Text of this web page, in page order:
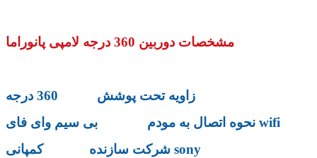
مشخصات دوربین 360 درجه لامپی پانوراما
زاویه تحت پوشش 360 درجه
نحوه اتصال به مودم بی سیم وای فای wifi
شرکت سازنده کمپانی sony